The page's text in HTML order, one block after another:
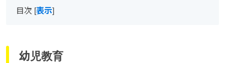
目次 [表示]
幼児教育